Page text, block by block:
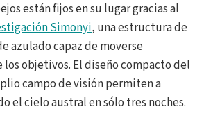
están fijos en su lugar gracias al
Simonyi, una estructura de
azulado capaz de moverse
objetivos. El diseño compacto del
campo de visión permiten a
el cielo austral en sólo tres noches.